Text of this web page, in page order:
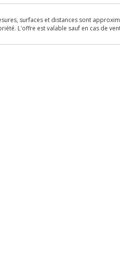
surfaces et distances sont
L'offre est valable sauf en cas de